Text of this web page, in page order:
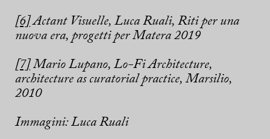
[6]Actant Visuelle, Luca Ruali, Riti per una
nuova era, progetti per Matera 2019
[7]Mario Lupano, Lo-Fi Architecture,
architecture as curatorial practice, Marsilio,
2010
Immagini: Luca Ruali